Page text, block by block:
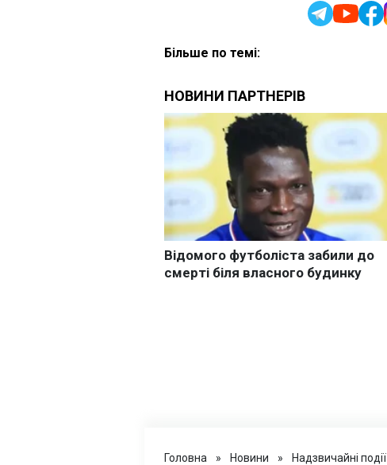
Більше по темі:
Головна » Новини » Надзвичайні події